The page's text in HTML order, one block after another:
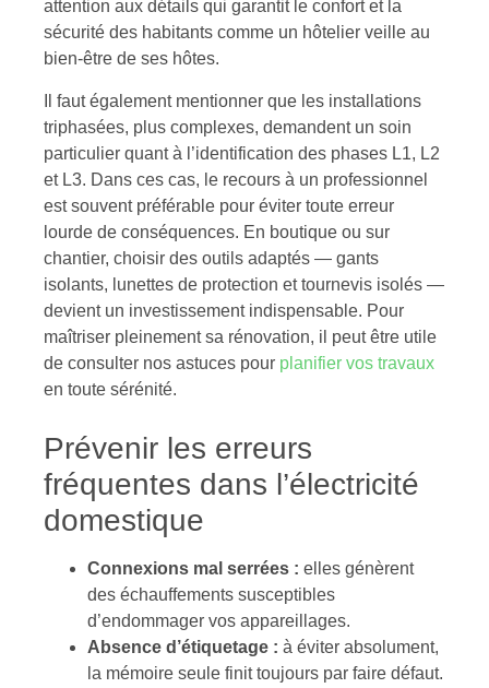
attention aux détails qui garantit le confort et la
sécurité des habitants comme un hôtelier veille au
bien-être de ses hôtes.
Il faut également mentionner que les installations
triphasées, plus complexes, demandent un soin
particulier quant à l’identification des phases L1, L2
et L3. Dans ces cas, le recours à un professionnel
est souvent préférable pour éviter toute erreur
lourde de conséquences. En boutique ou sur
chantier, choisir des outils adaptés — gants
isolants, lunettes de protection et tournevis isolés —
devient un investissement indispensable. Pour
maîtriser pleinement sa rénovation, il peut être utile
de consulter nos astuces pour planifier vos travaux
en toute sérénité.
Prévenir les erreurs
fréquentes dans l’électricité
domestique
Connexions mal serrées : elles génèrent
des échauffements susceptibles
d’endommager vos appareillages.
Absence d’étiquetage : à éviter absolument,
la mémoire seule finit toujours par faire défaut.